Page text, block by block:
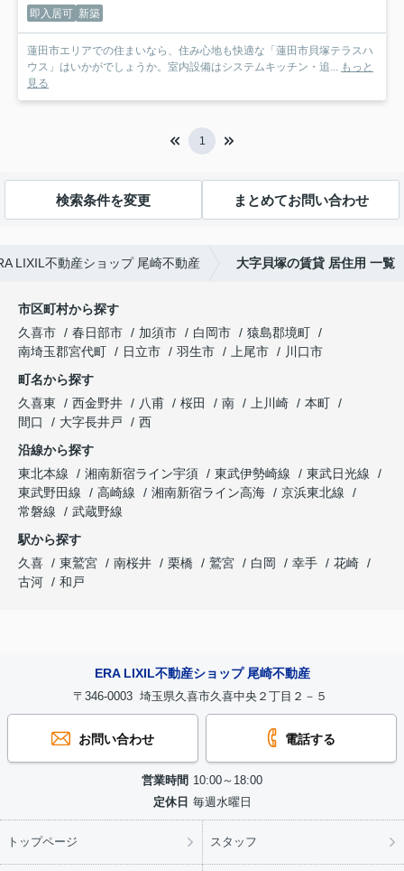
即入居可 新築
蓮田市エリアでの住まいなら、住み心地も快適な「蓮田市貝塚テラスハ
ウス」はいかがでしょうか。室内設備はシステムキッチン・追... もっと
見る
1
検索条件を変更 まとめてお問い合わせ
LIXIL不動産ショップ 尾崎不動産 大字貝塚の賃貸 居住用 一覧
市区町村から探す
久喜市
春日部市 加須市 白岡市
猿島郡境町
南埼玉郡宮代町
日立市 羽生市 上尾市
川口市
町名から探す
久喜東
西金野井 八甫 桜田 南 上川崎
本町
間口
大字長井戸
西
沿線から探す
東北本線
湘南新宿ライン宇須 東武伊勢崎線
東武日光線
東武野田線
高崎線 湘南新宿ライン高海
京浜東北線
常磐線
武蔵野線
駅から探す
久喜
東鷲宮 南桜井 栗橋 鷲宮 白岡 幸手
花崎
古河
和戸
ERA LIXIL不動産ショップ 尾崎不動産
〒346-0003 埼玉県久喜市久喜中央２丁目２－５
お問い合わせ 電話する
営業時間 10:00～18:00
定休日 毎週水曜日
トップページ スタッフ